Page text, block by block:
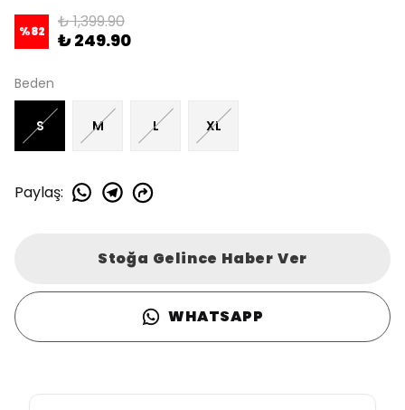
%82 ₺ 1,399.90
₺ 249.90
Beden
S M L XL
Paylaş:
Stoğa Gelince Haber Ver
WHATSAPP